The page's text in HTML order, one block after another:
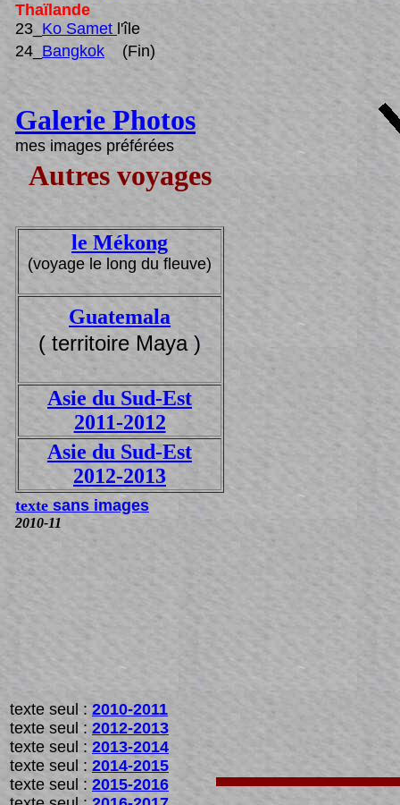
Thaïlande
23_ Ko Samet l'île
24_ Bangkok (Fin)
Galerie Photos
mes images préférées
Autres voyages
le Mékong
(voyage le long du fleuve)
Guatemala
( territoire Maya )
Asie du Sud-Est
2011-2012
Asie du Sud-Est
2012-2013
texte sans images
2010-11
texte seul : 2010-2011
texte seul : 2012-2013
texte seul : 2013-2014
texte seul : 2014-2015
texte seul : 2015-2016